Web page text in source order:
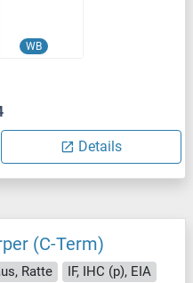
WB
Details
(C-Term)
Ratte
IF, IHC (p), EIA